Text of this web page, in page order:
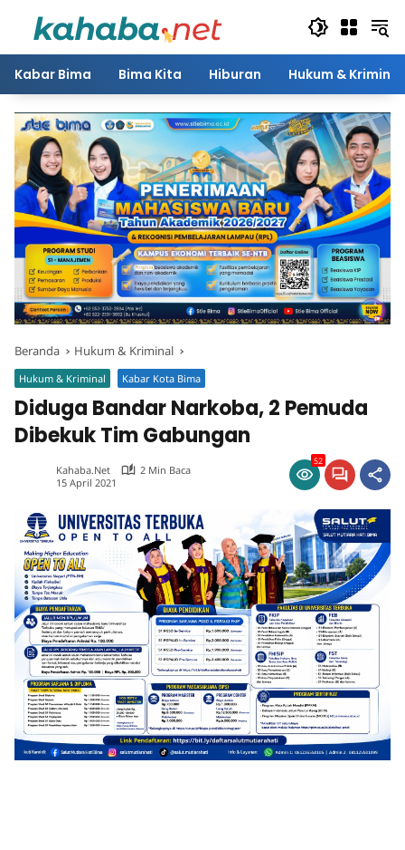
Kabar Bima Bima Kita Hiburan Hukum & Kriminal
Beranda Hukum & Kriminal
Hukum & Kriminal Kabar Kota Bima
Diduga Bandar Narkoba, 2 Pemuda
Dibekuk Tim Gabungan
Kahaba.net
2 Min Baca
15 April 2021
52